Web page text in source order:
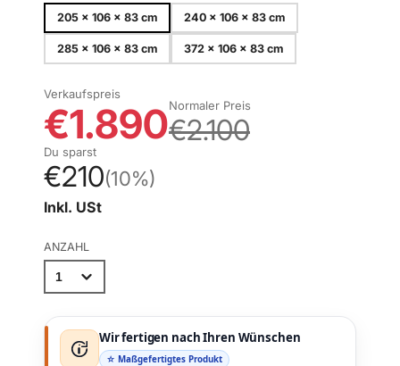
205 x 106 x 83 cm 240 x 106 x 83 cm
285 x 106 x 83 cm 372 x 106 x 83 cm
Verkaufspreis
€1.890Normaler Preis
€2.100
Du sparst
€210(10%)
Inkl. USt
ANZAHL
Wir fertigen nach Ihren Wünschen
☆ Maßgefertigtes Produkt